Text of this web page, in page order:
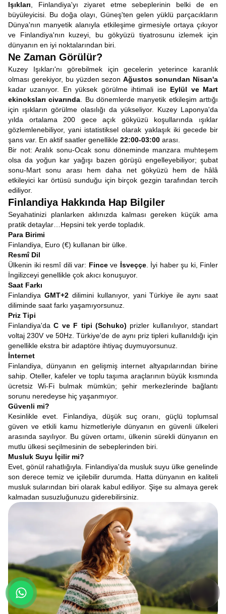
Işıkları , Finlandiya'yı ziyaret etme sebeplerinin belki de en
büyüleyicisi. Bu doğa olayı, Güneş'ten gelen yüklü parçacıkların
Dünya'nın manyetik alanıyla etkileşime girmesiyle ortaya çıkıyor
ve Finlandiya'nın kuzeyi, bu gökyüzü tiyatrosunu izlemek için
dünyanın en iyi noktalarından biri.
Ne Zaman Görülür?
Kuzey Işıkları'nı görebilmek için gecelerin yeterince karanlık
olması gerekiyor, bu yüzden sezonAğustos sonundan Nisan'a
kadar uzanıyor. En yüksek görülme ihtimali ise Eylül ve Mart
ekinoksları civarında . Bu dönemlerde manyetik etkileşim arttığı
için ışıkların görülme olasılığı da yükseliyor. Kuzey Laponya'da
yılda ortalama 200 gece açık gökyüzü koşullarında ışıklar
gözlemlenebiliyor, yani istatistiksel olarak yaklaşık iki gecede bir
şans var. En aktif saatler genellikle 22:00-03:00 arası.
Bir not: Aralık sonu-Ocak sonu döneminde manzara muhteşem
olsa da yoğun kar yağışı bazen görüşü engelleyebiliyor; şubat
sonu-Mart sonu arası hem daha net gökyüzü hem de hâlâ
etkileyici kar örtüsü sunduğu için birçok gezgin tarafından tercih
ediliyor.
Finlandiya Hakkında Hap Bilgiler
Seyahatinizi planlarken aklınızda kalması gereken küçük ama
pratik detaylar…Hepsini tek yerde topladık.
Para Birimi
Finlandiya, Euro (€) kullanan bir ülke.
Resmî Dil
Ülkenin iki resmî dili var: Finceve İsveççe. İyi haber şu ki, Finler
İngilizceyi genellikle çok akıcı konuşuyor.
Saat Farkı
Finlandiya GMT+2dilimini kullanıyor, yani Türkiye ile aynı saat
diliminde saat farkı yaşamıyorsunuz.
Priz Tipi
Finlandiya'daC ve F tipi (Schuko) prizler kullanılıyor, standart
voltaj 230V ve 50Hz. Türkiye'de de aynı priz tipleri kullanıldığı için
genellikle ekstra bir adaptöre ihtiyaç duymuyorsunuz.
İnternet
Finlandiya, dünyanın en gelişmiş internet altyapılarından birine
sahip. Oteller, kafeler ve toplu taşıma araçlarının büyük kısmında
ücretsiz Wi-Fi bulmak mümkün; şehir merkezlerinde bağlantı
sorunu neredeyse hiç yaşanmıyor.
Güvenli mi?
Kesinlikle evet. Finlandiya, düşük suç oranı, güçlü toplumsal
güven ve etkili kamu hizmetleriyle dünyanın en güvenli ülkeleri
arasında sayılıyor. Bu güven ortamı, ülkenin sürekli dünyanın en
mutlu ülkesi seçilmesinin de sebeplerinden biri.
Musluk Suyu İçilir mi?
Evet, gönül rahatlığıyla. Finlandiya'da musluk suyu ülke genelinde
son derece temiz ve içilebilir durumda. Hatta dünyanın en kaliteli
musluk sularından biri olarak kabul ediliyor. Şişe su almaya gerek
kalmadan susuzluğunuzu giderebilirsiniz.